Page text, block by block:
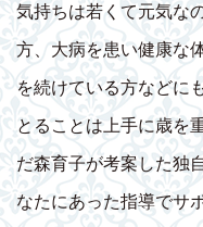
気持ちは若くて元気な
方、大病を患い健康な
を続けている方などに
とることは上手に歳を
だ森育子が考案した独
なたにあった指導でサ